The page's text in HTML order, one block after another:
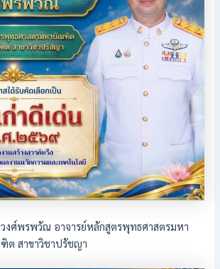
งศ์พรพวัณ อาจารย์หลักสูตรพุทธศาสตรมหา
สาขาวิชาปรัชญา